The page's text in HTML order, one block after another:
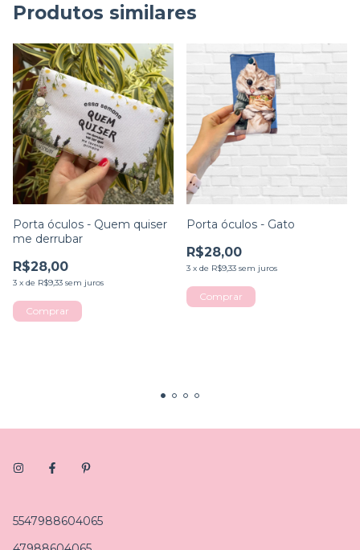
Produtos similares
Porta óculos - Quem quiser
me derrubar
R$28,00
3 x de R$9,33 sem juros
Porta óculos - Gato
R$28,00
3 x de R$9,33 sem juros
5547988604065